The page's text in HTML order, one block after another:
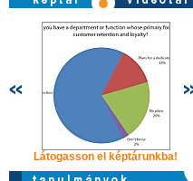
Látogasson el képtárunkba!